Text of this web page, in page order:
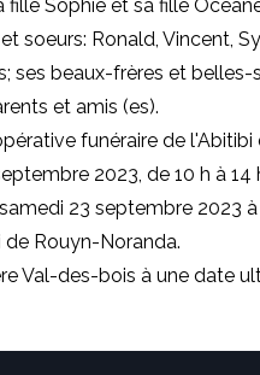
Sophie et sa fille
soeurs: Ronald, Vincent,
ses beaux-frères et belles-
et amis (es).
funéraire de l'Abitibi
2023, de 10 h à 14
23 septembre 2023
Rouyn-Noranda.
Val-des-bois à une date